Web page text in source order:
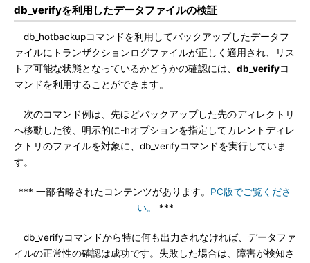
db_verifyを利用したデータファイルの検証
db_hotbackupコマンドを利用してバックアップしたデータフ
ァイルにトランザクションログファイルが正しく適用され、リス
トア可能な状態となっているかどうかの確認には、 db_verifyコ
マンドを利用することができます。
次のコマンド例は、先ほどバックアップした先のディレクトリ
へ移動した後、明示的に-hオプションを指定してカレントディレ
クトリのファイルを対象に、db_verifyコマンドを実行していま
す。
*** 一部省略されたコンテンツがあります。 PC版でご覧くださ
い。
***
db_verifyコマンドから特に何も出力されなければ、データファ
イルの正常性の確認は成功です。失敗した場合は、障害が検知さ